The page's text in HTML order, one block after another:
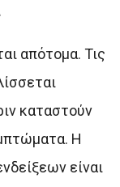
απότομα. Τις
καταστούν
Η
είναι